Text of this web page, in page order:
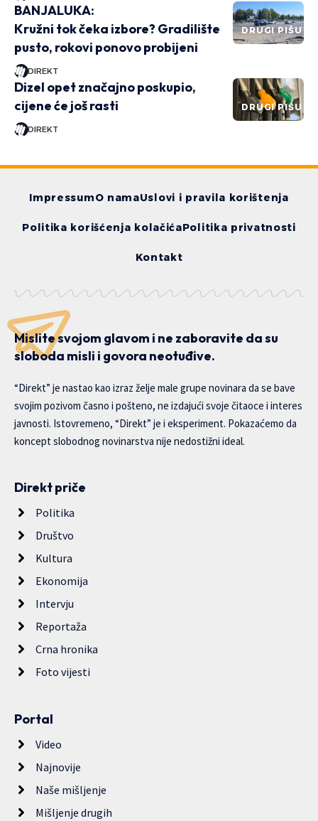
DRUGI PIŠU
BANJALUKA:
Kružni tok čeka izbore? Gradilište
pusto, rokovi ponovo probijeni
DIREKT
DRUGI PIŠU
Dizel opet značajno poskupio,
cijene će još rasti
DIREKT
ImpressumO namaUslovi i pravila korištenja
Politika korišćenja kolačićaPolitika privatnosti
Kontakt
Mislite svojom glavom i ne zaboravite da su
sloboda misli i govora neotuđive.
“Direkt” je nastao kao izraz želje male grupe novinara da se bave
svojim pozivom časno i pošteno, ne izdajući svoje čitaoce i interes
javnosti. Istovremeno, “Direkt” je i eksperiment. Pokazaćemo da
koncept slobodnog novinarstva nije nedostižni ideal.
Direkt priče
Politika
Društvo
Kultura
Ekonomija
Intervju
Reportaža
Crna hronika
Foto vijesti
Portal
Video
Najnovije
Naše mišljenje
Mišljenje drugih